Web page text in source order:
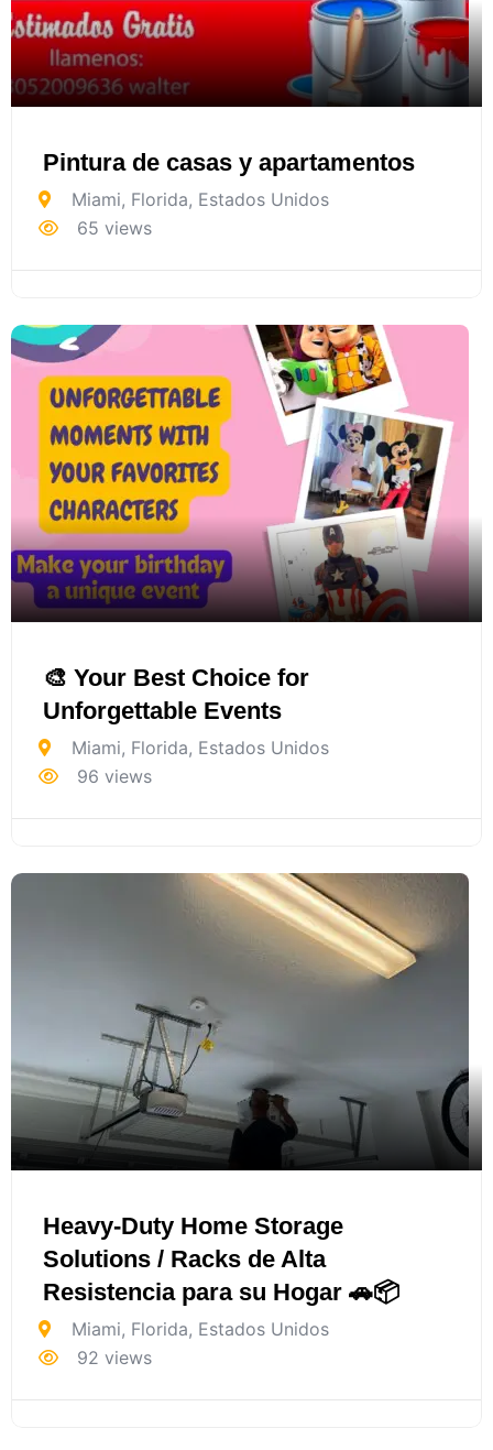
Pintura de casas y apartamentos
Miami, Florida, Estados Unidos
65 views
🎨 Your Best Choice for
Unforgettable Events
Miami, Florida, Estados Unidos
96 views
Heavy-Duty Home Storage
Solutions / Racks de Alta
Resistencia para su Hogar 🚗📦
Miami, Florida, Estados Unidos
92 views